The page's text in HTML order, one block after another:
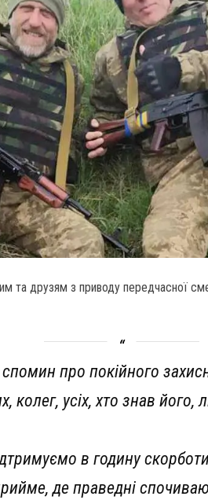
та друзям з приводу передчасної
спомин про покійного
колег, усіх, хто знав
в годину
де праведні